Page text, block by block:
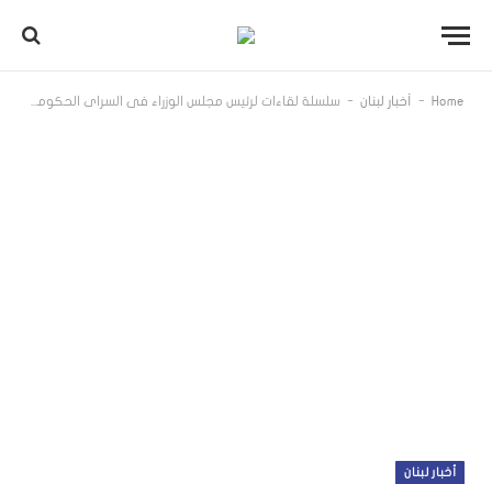
Home
- أخبار لبنان - سلسلة لقاءات لرئيس مجلس الوزراء في السراي الحكومي
أخبار لبنان